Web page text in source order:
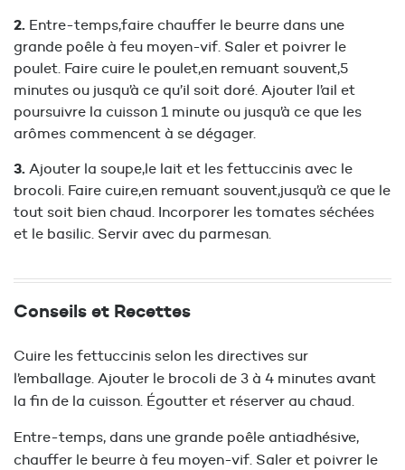
Entre-temps,faire chauffer le beurre dans une
grande poêle à feu moyen-vif. Saler et poivrer le
poulet. Faire cuire le poulet,en remuant souvent,5
minutes ou jusqu’à ce qu’il soit doré. Ajouter l’ail et
poursuivre la cuisson 1 minute ou jusqu’à ce que les
arômes commencent à se dégager.
Ajouter la soupe,le lait et les fettuccinis avec le
brocoli. Faire cuire,en remuant souvent,jusqu’à ce que le
tout soit bien chaud. Incorporer les tomates séchées
et le basilic. Servir avec du parmesan.
Conseils et Recettes
Cuire les fettuccinis selon les directives sur
l’emballage. Ajouter le brocoli de 3 à 4 minutes avant
la fin de la cuisson. Égoutter et réserver au chaud.
Entre-temps, dans une grande poêle antiadhésive,
chauffer le beurre à feu moyen-vif. Saler et poivrer le